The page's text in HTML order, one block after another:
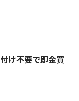
け不要で即金買